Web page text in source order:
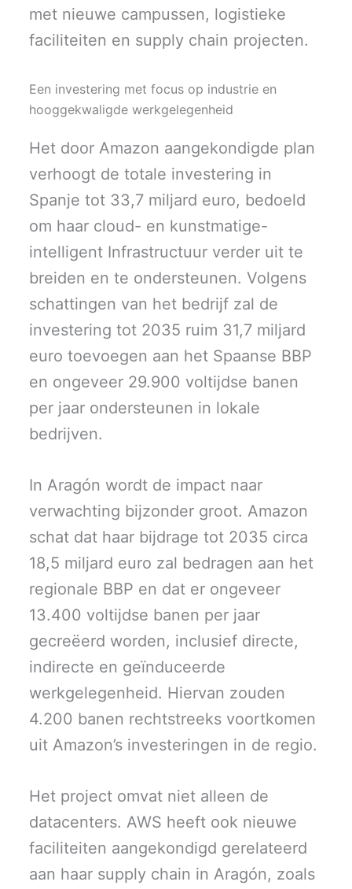
met nieuwe campussen, logistieke
faciliteiten en supply chain projecten.
Een investering met focus op industrie en
hooggekwaligde werkgelegenheid
Het door Amazon aangekondigde plan
verhoogt de totale investering in
Spanje tot 33,7 miljard euro, bedoeld
om haar cloud- en kunstmatige-
intelligent Infrastructuur verder uit te
breiden en te ondersteunen. Volgens
schattingen van het bedrijf zal de
investering tot 2035 ruim 31,7 miljard
euro toevoegen aan het Spaanse BBP
en ongeveer 29.900 voltijdse banen
per jaar ondersteunen in lokale
bedrijven.
In Aragón wordt de impact naar
verwachting bijzonder groot. Amazon
schat dat haar bijdrage tot 2035 circa
18,5 miljard euro zal bedragen aan het
regionale BBP en dat er ongeveer
13.400 voltijdse banen per jaar
gecreëerd worden, inclusief directe,
indirecte en geïnduceerde
werkgelegenheid. Hiervan zouden
4.200 banen rechtstreeks voortkomen
uit Amazon’s investeringen in de regio.
Het project omvat niet alleen de
datacenters. AWS heeft ook nieuwe
faciliteiten aangekondigd gerelateerd
aan haar supply chain in Aragón, zoals